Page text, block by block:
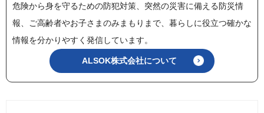
危険から身を守るための防犯対策、突然の災害に備える防災情
報、ご高齢者やお子さまのみまもりまで、暮らしに役立つ確かな
情報を分かりやすく発信しています。
ALSOK株式会社について